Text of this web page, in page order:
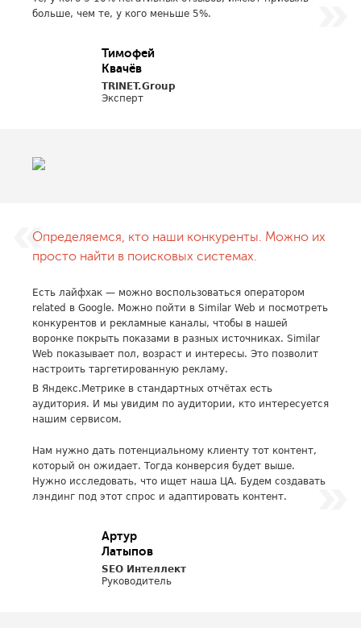
больше, чем те, у кого меньше 5%.
Тимофей
Квачёв
TRINET.Group
Эксперт
Определяемся, кто наши конкуренты. Можно их
просто найти в поисковых системах.
Есть лайфхак — можно воспользоваться оператором
related в Google. Можно пойти в Similar Web и посмотреть
конкурентов и рекламные каналы, чтобы в нашей
воронке покрыть показами в разных источниках. Similar
Web показывает пол, возраст и интересы. Это позволит
настроить таргетированную рекламу.
В Яндекс.Метрике в стандартных отчётах есть
аудитория. И мы увидим по аудитории, кто интересуется
нашим сервисом.
Нам нужно дать потенциальному клиенту тот контент,
который он ожидает. Тогда конверсия будет выше.
Нужно исследовать, что ищет наша ЦА. Будем создавать
лэндинг под этот спрос и адаптировать контент.
Артур
Латыпов
SEO Интеллект
Руководитель